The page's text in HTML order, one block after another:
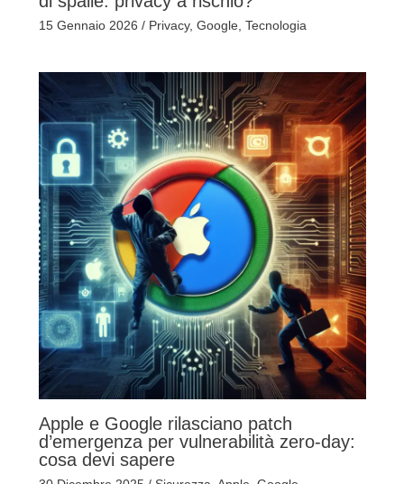
15 Gennaio 2026 / Privacy, Google, Tecnologia
Apple e Google rilasciano patch
d’emergenza per vulnerabilità zero-day:
cosa devi sapere